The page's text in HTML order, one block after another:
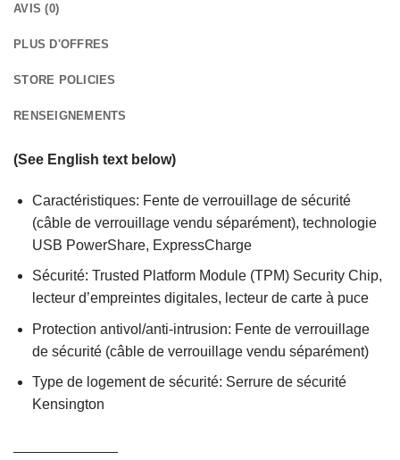
AVIS (0)
PLUS D'OFFRES
STORE POLICIES
RENSEIGNEMENTS
(See English text below)
Caractéristiques: Fente de verrouillage de sécurité
(câble de verrouillage vendu séparément), technologie
USB PowerShare, ExpressCharge
Sécurité: Trusted Platform Module (TPM) Security Chip,
lecteur d’empreintes digitales, lecteur de carte à puce
Protection antivol/anti-intrusion: Fente de verrouillage
de sécurité (câble de verrouillage vendu séparément)
Type de logement de sécurité: Serrure de sécurité
Kensington